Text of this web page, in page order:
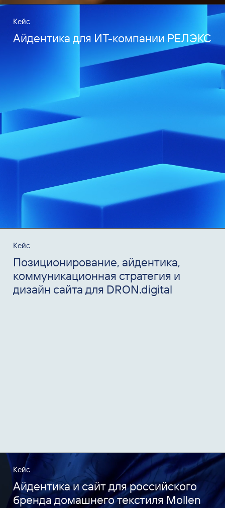
Кейс
Айдентика для ИТ-компании РЕЛЭКС
Кейс
Позиционирование, айдентика,
коммуникационная стратегия и
дизайн сайта для DRON.digital
Кейс
Айдентика и сайт для российского
бренда домашнего текстиля Mollen